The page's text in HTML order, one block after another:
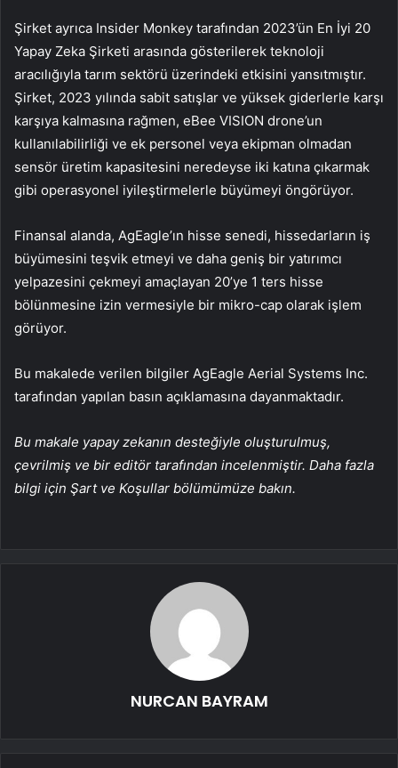
Şirket ayrıca Insider Monkey tarafından 2023’ün En İyi 20
Yapay Zeka Şirketi arasında gösterilerek teknoloji
aracılığıyla tarım sektörü üzerindeki etkisini yansıtmıştır.
Şirket, 2023 yılında sabit satışlar ve yüksek giderlerle karşı
karşıya kalmasına rağmen, eBee VISION drone’un
kullanılabilirliği ve ek personel veya ekipman olmadan
sensör üretim kapasitesini neredeyse iki katına çıkarmak
gibi operasyonel iyileştirmelerle büyümeyi öngörüyor.
Finansal alanda, AgEagle’ın hisse senedi, hissedarların iş
büyümesini teşvik etmeyi ve daha geniş bir yatırımcı
yelpazesini çekmeyi amaçlayan 20’ye 1 ters hisse
bölünmesine izin vermesiyle bir mikro-cap olarak işlem
görüyor.
Bu makalede verilen bilgiler AgEagle Aerial Systems Inc.
tarafından yapılan basın açıklamasına dayanmaktadır.
Bu makale yapay zekanın desteğiyle oluşturulmuş,
çevrilmiş ve bir editör tarafından incelenmiştir. Daha fazla
bilgi için Şart ve Koşullar bölümümüze bakın.
NURCAN BAYRAM